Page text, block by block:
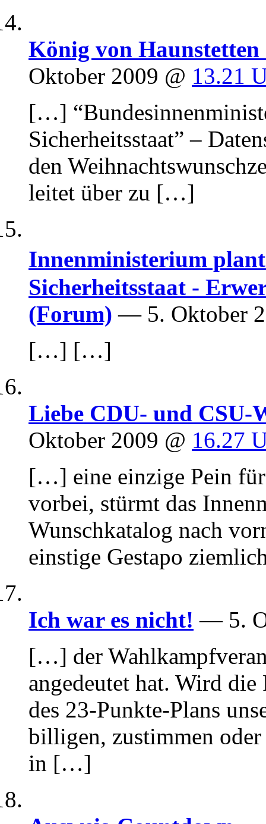
König von
Oktober 2009 @ 13.21
[…]
Sicherheitsstaat” –
den
leitet über zu […]
Innenministerium
Sicherheitsstaat -
(Forum) — 5. Oktober
[…] […]
Liebe CDU- und CSU-
Oktober 2009 @ 16.27
[…] eine einzige Pein für
vorbei, stürmt das
Wunschkatalog nach
einstige Gestapo
Ich war es nicht! — 5.
[…] der
angedeutet hat. Wird
des 23-Punkte-Plans
billigen, zustimmen
in […]